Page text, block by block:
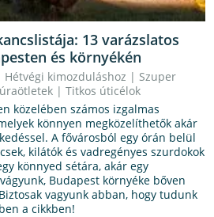
13 varázslatos
és környékén
Hétvégi kimozduláshoz | Szuper
|Titkos úticélok
közelében számos izgalmas
könnyen megközelíthetők akár
A fővárosból egy órán belül
kilátók és vadregényes szurdokok
könnyed sétára, akár egy
Budapest környéke bőven
vagyunk abban, hogy tudunk
a cikkben!